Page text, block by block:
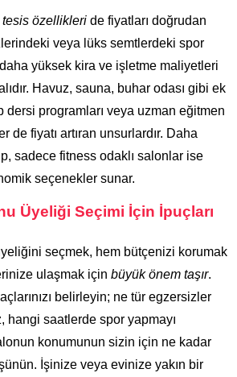
özellikleri de fiyatları doğrudan
veya lüks semtlerdeki spor
yüksek kira ve işletme maliyetleri
Havuz, sauna, buhar odası gibi ek
dersi programları veya uzman eğitmen
de fiyatı artıran unsurlardır. Daha
sadece fitness odaklı salonlar ise
seçenekler sunar.
Üyeliği Seçimi İçin İpuçları
seçmek, hem bütçenizi korumak
ulaşmak için büyük önem taşır.
belirleyin; ne tür egzersizler
hangi saatlerde spor yapmayı
konumunun sizin için ne kadar
İşinize veya evinize yakın bir